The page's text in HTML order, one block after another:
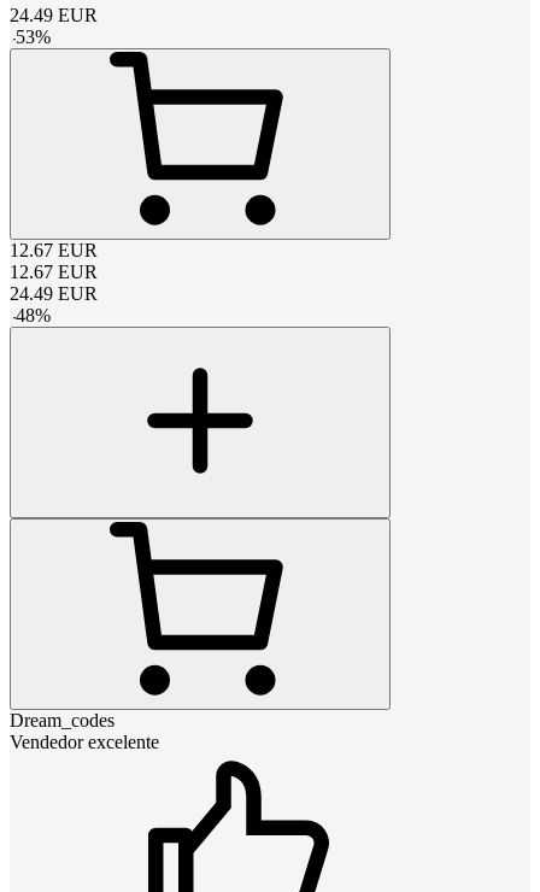
24.49 EUR
-53%
12.67 EUR
12.67 EUR
24.49 EUR
-48%
Dream_codes
Vendedor excelente